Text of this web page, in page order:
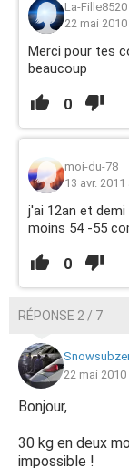
La-Fille8520
22 mai
Merci pour tes
beaucoup
0
moi-du-78
13 avr. 2011
j'ai 12an et
moins 54 -55
0
RÉPONSE 2 / 7
22 mai 2010
Bonjour,
30 kg en deux
impossible !